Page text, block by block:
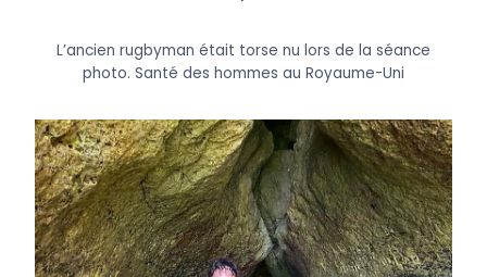
L’ancien rugbyman était torse nu lors de la séance
photo. Santé des hommes au Royaume-Uni